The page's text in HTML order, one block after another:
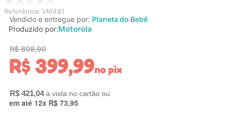
Referência: VM481
Vendido e entregue por: Planeta do Bebê
Produzido por:Motorola
R$ 898,90
R$ 399,99no pix
R$ 421,04
em até 12x R$ 73,95
7º
carrinho bebe
8º
mamadeira
9º
bolsa
10º brinquedo banho